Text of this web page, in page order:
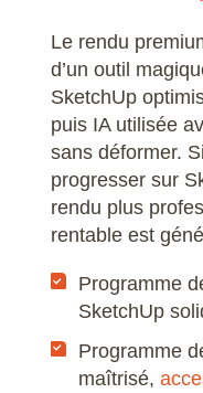
Le rendu
d’un outil
SketchUp
puis IA utilisée
sans déformer.
progresser sur
rendu plus
rentable est
Programme
SketchUp
Programme
maîtrisé,